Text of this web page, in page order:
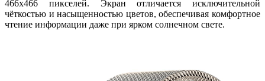
466x466 пикселей. Экран отличается исключительной
чёткостью и насыщенностью цветов, обеспечивая комфортное
чтение информации даже при ярком солнечном свете.